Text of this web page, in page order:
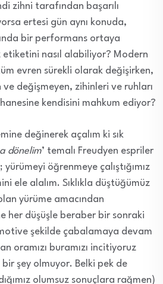
zihni tarafından başarılı
ertesi gün aynı konuda,
bir performans ortaya
etiketini nasıl alabiliyor? Modern
evren sürekli olarak değişirken,
değişmeyen, zihinleri ve ruhları
kendisini mahkum ediyor?
değinerek açalım ki sık
dönelim’ temalı Freudyen espriler
öğrenmeye çalıştığımız
ele alalım. Sıklıkla düştüğümüz
yürüme amacından
her düşüşle beraber bir sonraki
şekilde çabalamaya devam
oramızı buramızı incitiyoruz
şey olmuyor. Belki pek de
olumsuz sonuçlara rağmen)